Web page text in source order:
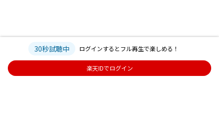
30秒試聴中 ログインするとフル再生で楽しめる！
楽天IDでログイン